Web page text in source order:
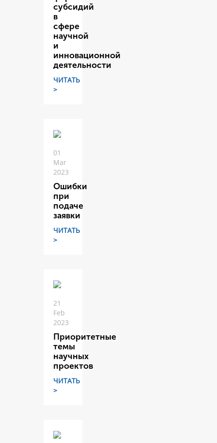
субсидий
в
сфере
научной
и
инновационной
деятельности
ЧИТАТЬ
>
01
Mar
2023
Ошибки
при
подаче
заявки
ЧИТАТЬ
>
21
Feb
2023
Приоритетные
темы
научных
проектов
ЧИТАТЬ
>